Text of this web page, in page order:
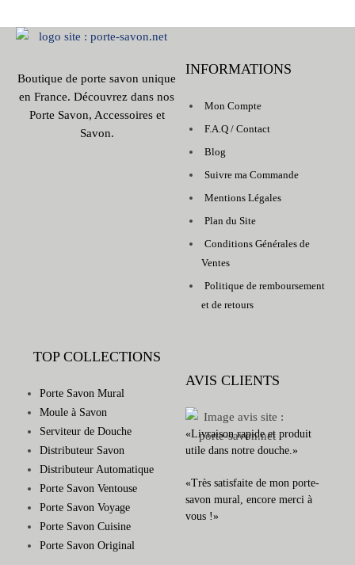
Boutique de porte savon unique
en France. Découvrez dans nos
Porte Savon, Accessoires et
Savon.
INFORMATIONS
Mon Compte
F.A.Q / Contact
Blog
Suivre ma Commande
Mentions Légales
Plan du Site
Conditions Générales de
Ventes
Politique de remboursement
et de retours
TOP COLLECTIONS
Porte Savon Mural
Moule à Savon
Serviteur de Douche
Distributeur Savon
Distributeur Automatique
Porte Savon Ventouse
Porte Savon Voyage
Porte Savon Cuisine
Porte Savon Original
AVIS CLIENTS
«Livraison rapide et produit
utile dans notre douche.»
«Très satisfaite de mon porte-
savon mural, encore merci à
vous !»